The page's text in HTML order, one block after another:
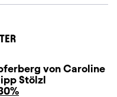
von Caroline
Stölzl